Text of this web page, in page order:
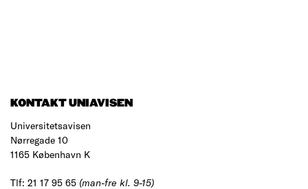
KONTAKT UNIAVISEN
Universitetsavisen
Nørregade 10
1165 København K
Tlf: 21 17 95 65 (man-fre kl. 9-15)